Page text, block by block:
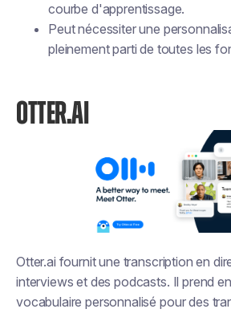
courbe d'apprentissage.
Peut nécessiter une
pleinement parti de toutes les
OTTER.AI
Otter.ai fournit une transcription en
interviews et des podcasts. Il prend
vocabulaire personnalisé pour des